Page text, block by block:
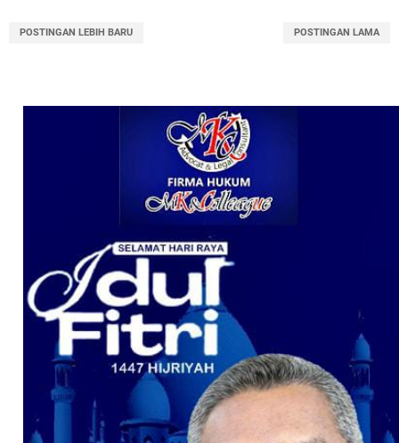
POSTINGAN LEBIH BARU POSTINGAN LAMA